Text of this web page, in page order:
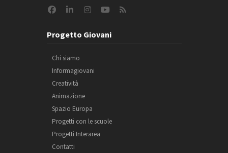
Progetto Giovani
Chi siamo
Informagiovani
Creatività
Animazione
Spazio Europa
Progetti con le scuole
Progetti Interarea
Contatti